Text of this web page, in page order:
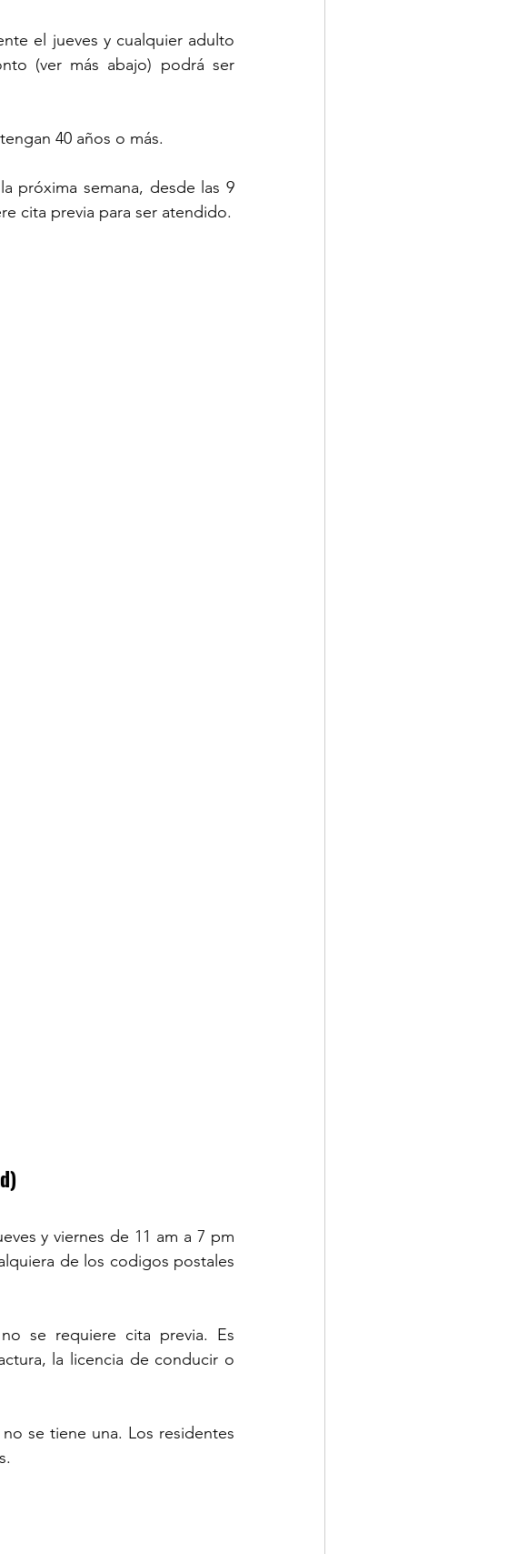
el jueves y cualquier adulto
(ver más abajo) podrá ser
40 años o más.
próxima semana, desde las 9
cita previa para ser atendido.
y viernes de 11 am a 7 pm
de los codigos postales
se requiere cita previa. Es
la licencia de conducir o
se tiene una. Los residentes